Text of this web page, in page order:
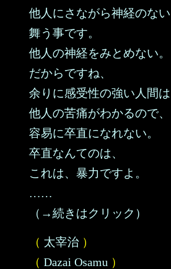
他人にさながら神経のな
舞う事です。
他人の神経をみとめない。
だからですね、
余りに感受性の強い人間は
他人の苦痛がわかるので、
容易に卒直になれない。
卒直なんてのは、
これは、暴力ですよ。
……
（→続きはクリック）
（ 太宰治 ）
（ Dazai Osamu ）